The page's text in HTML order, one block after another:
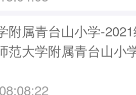
附属青台山小学-
范大学附属青台山小